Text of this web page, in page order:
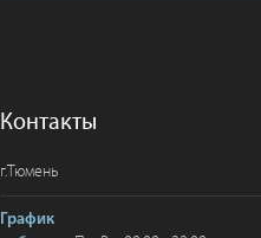
Контакты
г.Тюмень
График